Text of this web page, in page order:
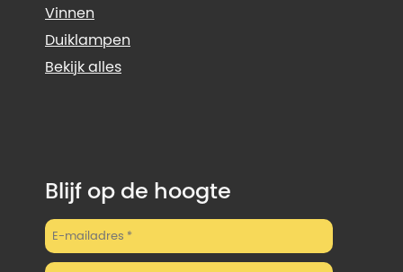
Vinnen
Duiklampen
Bekijk alles
Blijf op de hoogte